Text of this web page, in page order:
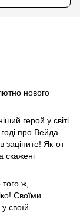
нового
герой у світі
годі про Вейда —
заціните! Як-от
скажені
ж,
Своїми
своїй